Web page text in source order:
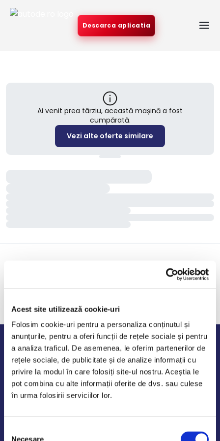
Acest site utilizează cookie-uri
Folosim cookie-uri pentru a personaliza conținutul și
anunțurile, pentru a oferi funcții de rețele sociale și pentru
a analiza traficul. De asemenea, le oferim partenerilor de
rețele sociale, de publicitate și de analize informații cu
privire la modul în care folosiți site-ul nostru. Aceștia le
pot combina cu alte informații oferite de dvs. sau culese
în urma folosirii serviciilor lor.
Necesare
Descarca aplicatia
Ai venit prea târziu, această mașină a fost
cumpărată.
Vezi alte oferte similare
Program de lucru
Luni - Vineri: 09:00-18:00
Sambata - Duminica: 10:00-14:00